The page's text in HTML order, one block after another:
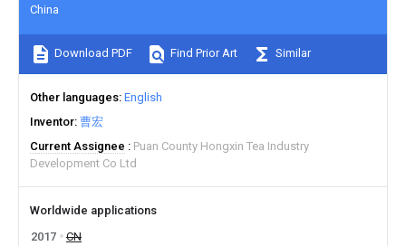
China
Download PDF Find Prior Art Similar
Other languages English
Inventor 曹宏
Current Assignee
Puan County Hongxin Tea Industry
Development Co Ltd
Worldwide applications
2017
CN